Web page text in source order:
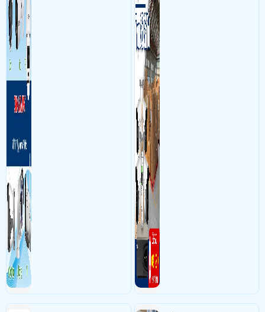
dụng
3 camera H2AE, 1 camera IP CAMERA DH-
P5B-PY, 1 camera IP CAMERA KX-A2013WN-A, 1 switch 5 port.
- Khách Lắp Camera
Địa điểm lăp đặt camera 306 phan văn khoẻ phường
5 quận 6, Sử dụng
Dịch vụ camera quan sát 2 cam CS-C6N-R105-1L3WF
,2 thẻ 64gb dahua